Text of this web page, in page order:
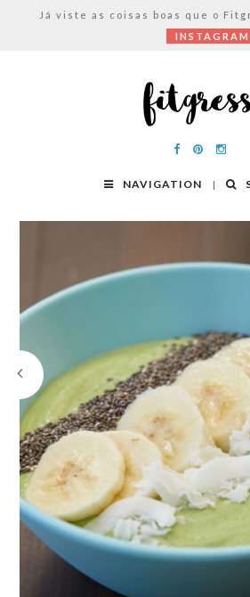
NAVIGATION
Já viste as coisas boas que o
INSTAGRAM